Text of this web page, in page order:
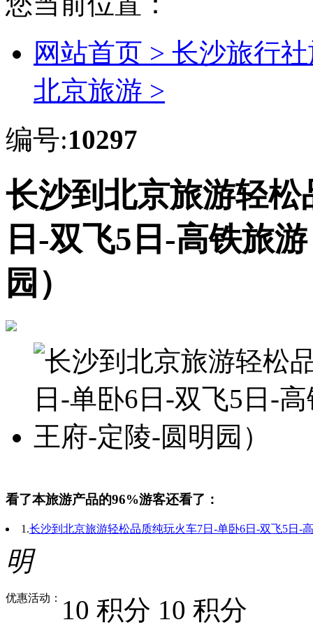
网站首页 > 长沙旅行
北京旅游 >
编号:10297
长沙到北京旅游轻
日-双飞5日-高铁旅
园）
看了本旅游产品的96%游客还看了：
1.长沙到北京旅游轻松品质纯玩火车7日-单卧6日-双飞5日-
明
优惠活动： 10 积分 10 积分